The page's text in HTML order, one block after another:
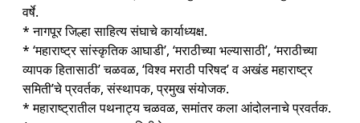
वर्षे.
* नागपूर जिल्हा साहित्य संघाचे कार्याध्यक्ष.
* ‘महाराष्ट्र सांस्कृतिक आघाडी’, ‘मराठीच्या भल्यासाठी’, ‘मराठीच्या
व्यापक हितासाठी’ चळवळ, ‘विश्व मराठी परिषद’ व अखंड महाराष्ट्र
समिती’चे प्रवर्तक, संस्थापक, प्रमुख संयोजक.
* महाराष्ट्रातील पथनाट्य चळवळ, समांतर कला आंदोलनाचे प्रवर्तक.